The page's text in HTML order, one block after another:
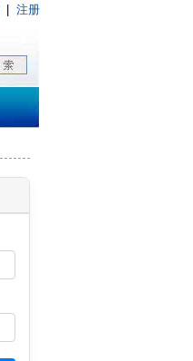
注册